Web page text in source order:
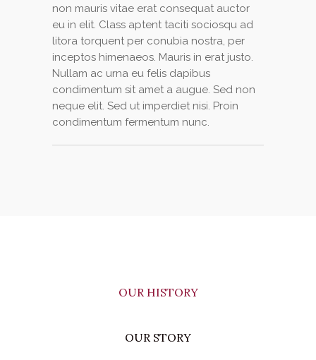
non mauris vitae erat consequat auctor
eu in elit. Class aptent taciti sociosqu ad
litora torquent per conubia nostra, per
inceptos himenaeos. Mauris in erat justo.
Nullam ac urna eu felis dapibus
condimentum sit amet a augue. Sed non
neque elit. Sed ut imperdiet nisi. Proin
condimentum fermentum nunc.
OUR HISTORY
OUR STORY